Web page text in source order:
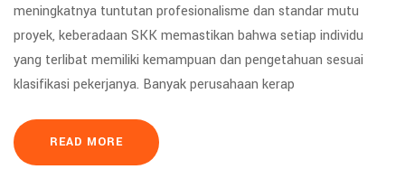
meningkatnya tuntutan profesionalisme dan standar mutu
proyek, keberadaan SKK memastikan bahwa setiap individu
yang terlibat memiliki kemampuan dan pengetahuan sesuai
klasifikasi pekerjanya. Banyak perusahaan kerap
READ MORE